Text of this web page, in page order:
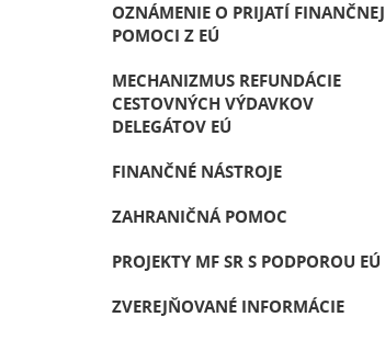
OZNÁMENIE O PRIJATÍ FINANČNEJ
POMOCI Z EÚ
MECHANIZMUS REFUNDÁCIE
CESTOVNÝCH VÝDAVKOV
DELEGÁTOV EÚ
FINANČNÉ NÁSTROJE
ZAHRANIČNÁ POMOC
PROJEKTY MF SR S PODPOROU EÚ
ZVEREJŇOVANÉ INFORMÁCIE